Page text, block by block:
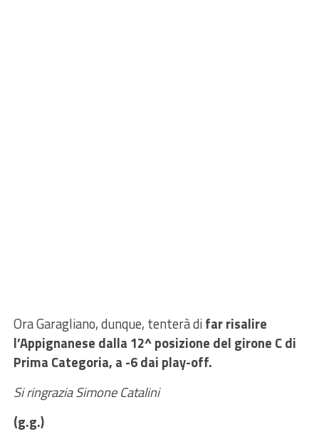
Ora Garagliano, dunque, tenterà difar risalire
l’Appignanese dalla 12^ posizione del girone C di
Prima Categoria, a -6 dai play-off.
Si ringrazia Simone Catalini
(g.g.)